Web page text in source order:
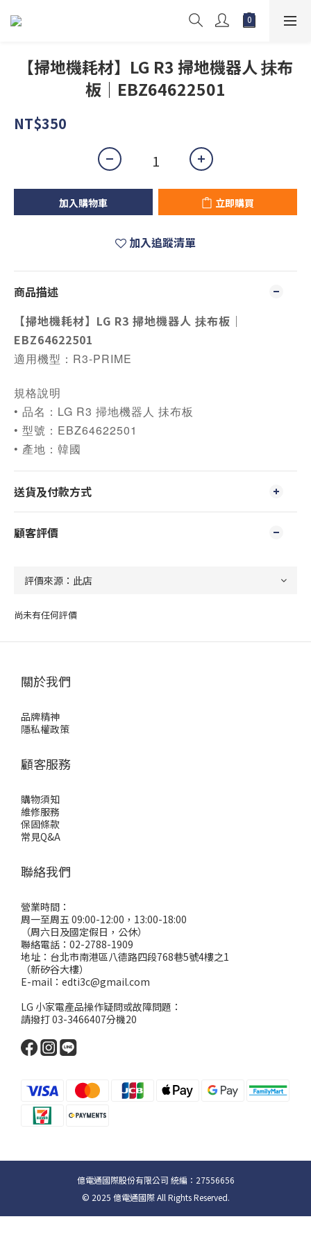
【掃地機耗材】LG R3 掃地機器人 抺布
板｜EBZ64622501
NT$350
加入購物車 立即購買
加入追蹤清單
商品描述
【掃地機耗材】LG R3 掃地機器人 抺布板｜
EBZ64622501
適用機型：R3-PRIME
規格說明
• 品名：LG R3 掃地機器人 抺布板
• 型號：EBZ64622501
• 產地：韓國
送貨及付款方式
顧客評價
尚未有任何評價
關於我們
品牌精神
隱私權政策
顧客服務
購物須知
維修服務
保固條款
常見Q&A
聯絡我們
營業時間：
周一至周五 09:00-12:00，13:00-18:00
（周六日及國定假日，公休）
聯絡電話：02-2788-1909
地址：台北市南港區八德路四段768巷5號4樓之1
（新矽谷大樓）
E-mail：edti3c@gmail.com
LG 小家電產品操作疑問或故障問題：
請撥打 03-3466407分機20
億電通國際股份有限公司 統編：27556656
© 2025 億電通國際 All Rights Reserved.